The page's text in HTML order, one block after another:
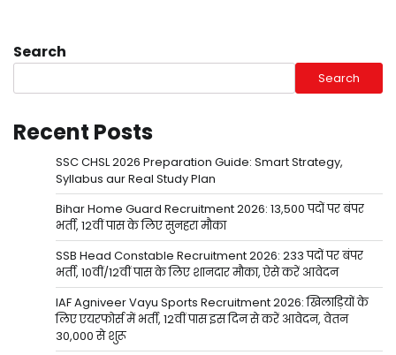
Search
Search
Recent Posts
SSC CHSL 2026 Preparation Guide: Smart Strategy,
Syllabus aur Real Study Plan
Bihar Home Guard Recruitment 2026: 13,500 पदों पर बंपर
भर्ती, 12वीं पास के लिए सुनहरा मौका
SSB Head Constable Recruitment 2026: 233 पदों पर बंपर
भर्ती, 10वीं/12वीं पास के लिए शानदार मौका, ऐसे करें आवेदन
IAF Agniveer Vayu Sports Recruitment 2026: खिलाड़ियों के
लिए एयरफोर्स में भर्ती, 12वीं पास इस दिन से करें आवेदन, वेतन
30,000 से शुरू